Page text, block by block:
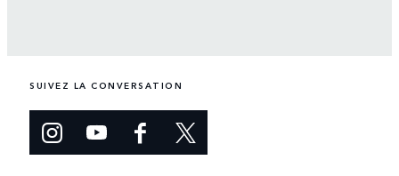
SUIVEZ LA CONVERSATION